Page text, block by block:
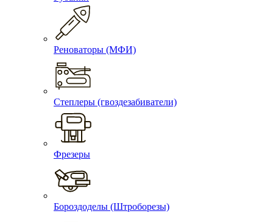
Реноваторы (МФИ)
Степлеры (гвоздезабиватели)
Фрезеры
Бороздоделы (Штроборезы)